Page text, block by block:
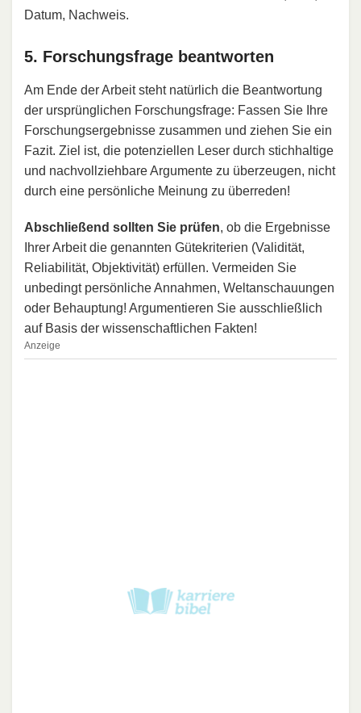
Datum, Nachweis.
5. Forschungsfrage beantworten
Am Ende der Arbeit steht natürlich die Beantwortung
der ursprünglichen Forschungsfrage: Fassen Sie Ihre
Forschungsergebnisse zusammen und ziehen Sie ein
Fazit. Ziel ist, die potenziellen Leser durch stichhaltige
und nachvollziehbare Argumente zu überzeugen, nicht
durch eine persönliche Meinung zu überreden!
Abschließend sollten Sie prüfen, ob die Ergebnisse
Ihrer Arbeit die genannten Gütekriterien (Validität,
Reliabilität, Objektivität) erfüllen. Vermeiden Sie
unbedingt persönliche Annahmen, Weltanschauungen
oder Behauptung! Argumentieren Sie ausschließlich
auf Basis der wissenschaftlichen Fakten!
Anzeige